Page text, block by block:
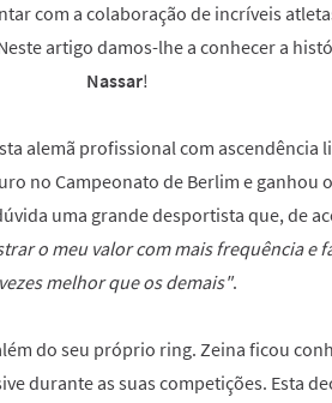
com a colaboração de incríveis
artigo damos-lhe a conhecer a
Nassar!
alemã profissional com ascendência
no Campeonato de Berlim e ganhou
uma grande desportista que, de
o meu valor com mais frequência e
vezes melhor que os demais".
do seu próprio ring. Zeina ficou
durante as suas competições. Esta